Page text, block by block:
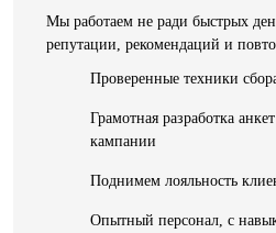
Мы работаем не ради быстрых
репутации, рекомендаций и
Проверенные техники
Грамотная разработка
кампании
Поднимем лояльность
Опытный персонал, с